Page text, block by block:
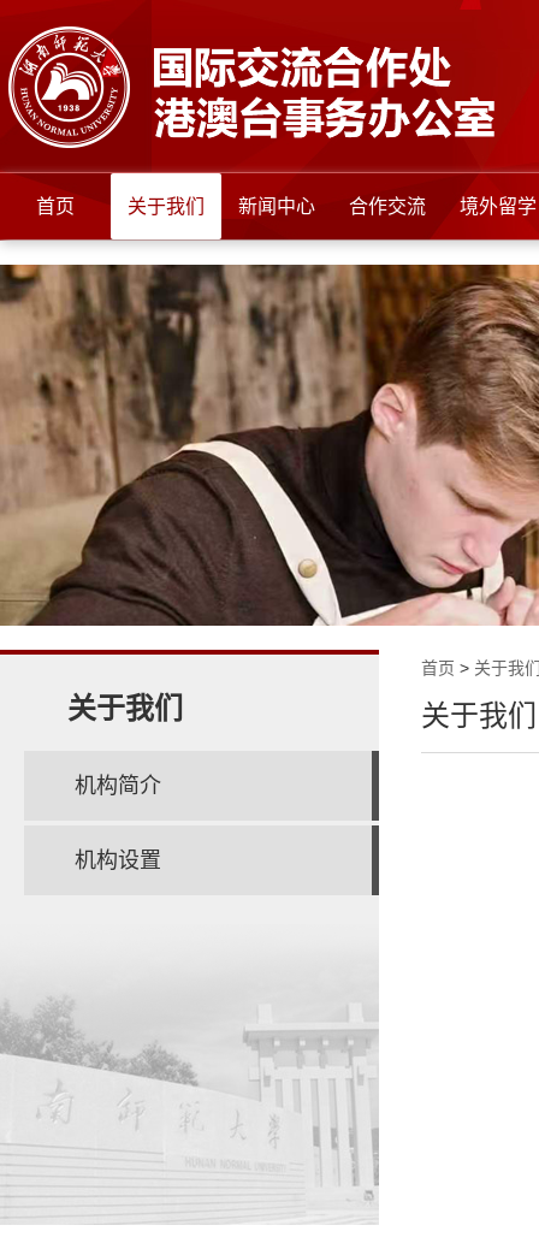
首页 关于我们 新闻中心 合作交流 境外留学
首页 > 关于我
关于我们
关于我们
机构简介
机构设置